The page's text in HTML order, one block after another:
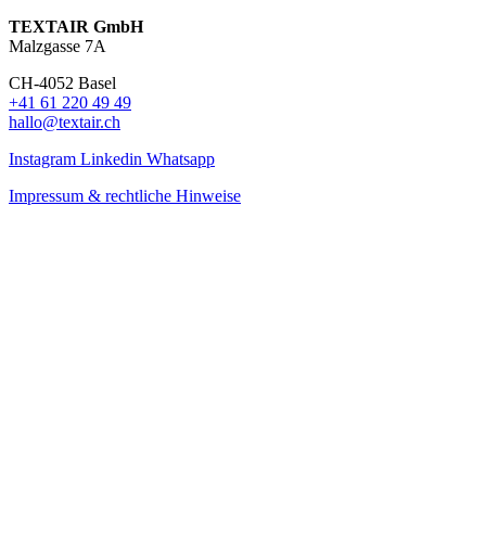
TEXTAIR GmbH
Malzgasse 7A
CH-4052 Basel
+41 61 220 49 49
hallo@textair.ch
Instagram Linkedin Whatsapp
Impressum & rechtliche Hinweise